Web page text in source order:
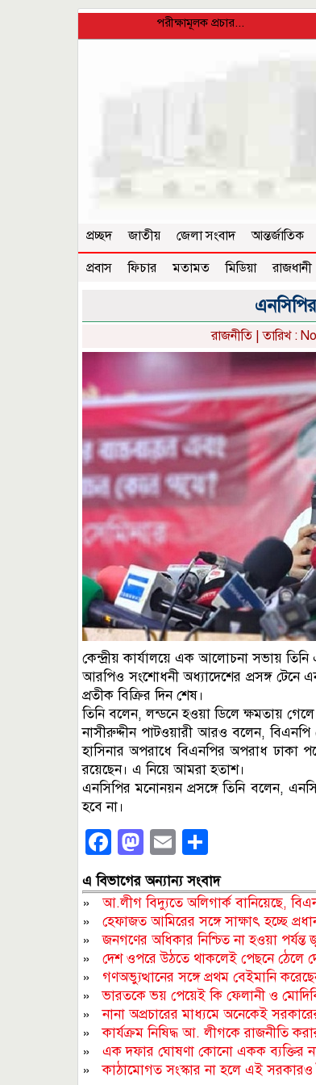
পরীক্ষামূলক প্রচার...
প্রচ্ছদ জাতীয় জেলা সংবাদ আন্তর্জাতিক
প্রবাস
ফিচার মতামত মিডিয়া রাজধানী
রাজনীতি| তারিখ :
কেন্দ্রীয় কার্যালয়ে এক আলোচনা সভায় তিনি
আরপিও সংশোধনী অধ্যাদেশের প্রসঙ্গ টেনে
প্রতীক বিক্রির দিন শেষ।
তিনি বলেন, লন্ডনে হওয়া ডিলে ক্ষমতায়
নাসীরুদ্দীন পাটওয়ারী আরও বলেন, বিএনপি
হাসিনার অপরাধে বিএনপির অপরাধ ঢাকা
রয়েছেন। এ নিয়ে আমরা হতাশ।
এনসিপির মনোনয়ন প্রসঙ্গে তিনি বলেন,
হবে না।
Facebook
Mastodon
Email
এ বিভাগের অন্যান্য সংবাদ
»আ.লীগ বিদ্যুতে অলিগার্ক বানিয়েছে,
» হেফাজত আমিরের সঙ্গে সাক্ষাৎ হচ্ছে
»জনগণের অধিকার নিশ্চিত না হওয়া
» দেশ ওপরে উঠতে থাকলেই পেছনে ঠেলে
» গণঅভ্যুত্থানের সঙ্গে প্রথম বেইমানি
»ভারতকে ভয় পেয়েই কি ফেলানী ও
»নানা অপ্রচারের মাধ্যমে অনেকেই
»কার্যক্রম নিষিদ্ধ আ. লীগকে রাজনীতি
» এক দফার ঘোষণা কোনো একক ব্যক্তির
»কাঠামোগত সংস্কার না হলে এই সরকারও